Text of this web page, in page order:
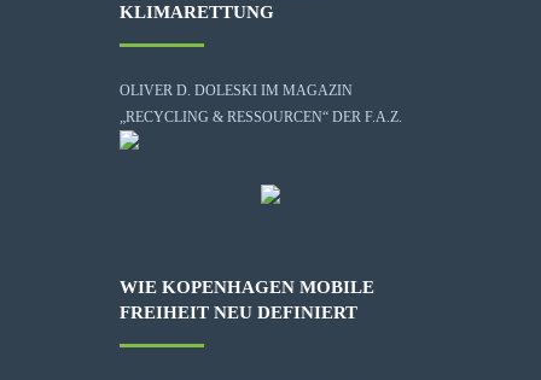
KLIMARETTUNG
OLIVER D. DOLESKI IM MAGAZIN
„RECYCLING & RESSOURCEN“ DER F.A.Z.
WIE KOPENHAGEN MOBILE
FREIHEIT NEU DEFINIERT